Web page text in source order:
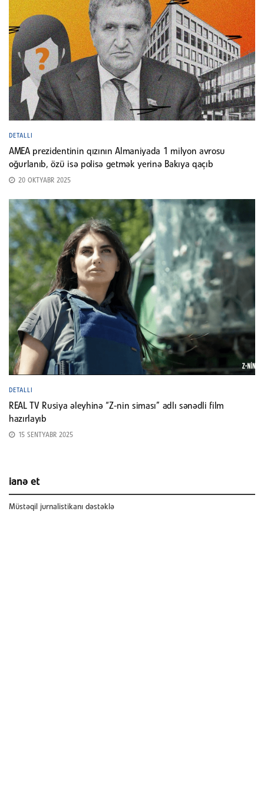
DETALLI
AMEA prezidentinin qızının Almaniyada 1 milyon avrosu
oğurlanıb, özü isə polisə getmək yerinə Bakıya qaçıb
20 OKTYABR 2025
DETALLI
REAL TV Rusiya əleyhinə “Z-nin siması” adlı sənədli film
hazırlayıb
15 SENTYABR 2025
ianə et
Müstəqil jurnalistikanı dəstəklə